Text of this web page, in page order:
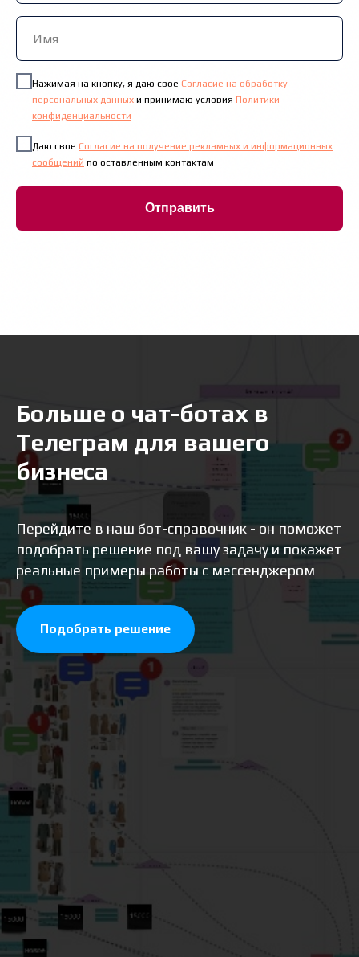
Нажимая на кнопку, я даю свое Согласие на обработку
персональных данных и принимаю условия Политики
конфиденциальности
Даю свое Согласие на получение рекламных и информационных
сообщений по оставленным контактам
Отправить
Больше о чат-ботах в
Телеграм для вашего
бизнеса
Перейдите в наш бот-справочник - он поможет
подобрать решение под вашу задачу и покажет
реальные примеры работы с мессенджером
Подобрать решение